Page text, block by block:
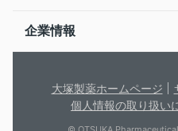
企業情報
大塚製薬ホームページ
個人情報の取り扱い